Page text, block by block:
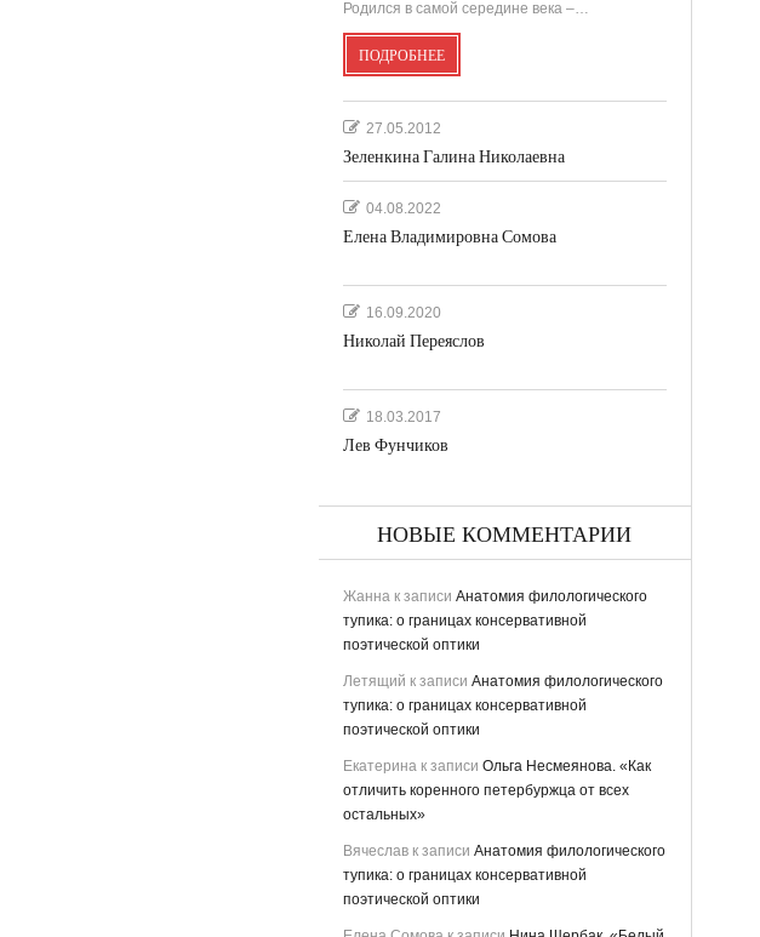
Родился в самой середине века –…
ПОДРОБНЕЕ
27.05.2012
Зеленкина Галина Николаевна
04.08.2022
Елена Владимировна Сомова
16.09.2020
Николай Переяслов
18.03.2017
Лев Фунчиков
НОВЫЕ КОММЕНТАРИИ
Жаннак записи Анатомия филологического
тупика: о границах консервативной
поэтической оптики
Летящий к записи Анатомия филологического
тупика: о границах консервативной
поэтической оптики
Екатеринак записи Ольга Несмеянова. «Как
отличить коренного петербуржца от всех
остальных»
Вячеславк записи Анатомия филологического
тупика: о границах консервативной
поэтической оптики